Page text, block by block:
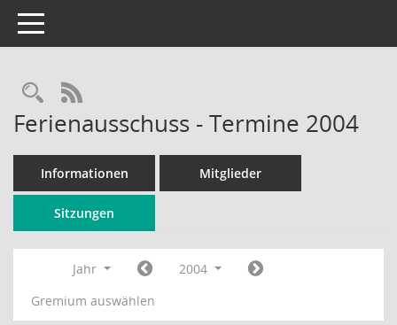
Toggle navigation
Rechercheauswahl
RSS-Feed
Ferienausschuss - Termine 2004
Informationen Mitglieder
Sitzungen
Jahr
2004
Gremium auswählen